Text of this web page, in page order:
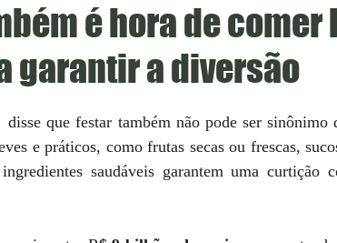
é hora de comer
garantir a diversão
disse que festar também não pode ser sinônimo
e práticos, como frutas secas ou frescas,
saudáveis garantem uma curtição